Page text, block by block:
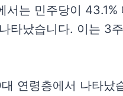
서는 민주당이
타났습니다. 이는 3
연령층에서 나타